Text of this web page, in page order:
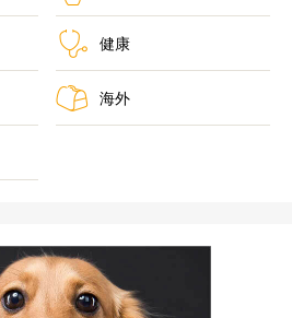
健康
海外